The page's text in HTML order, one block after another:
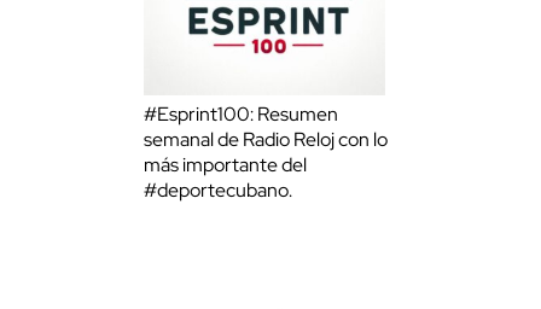
#Esprint100: Resumen
semanal de Radio Reloj con lo
más importante del
#deportecubano.